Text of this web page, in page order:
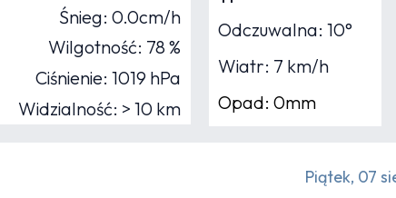
Śnieg: 0.0cm/h
Wilgotność: 78 %
Ciśnienie: 1019 hPa
Widzialność: > 10 km
Odczuwalna: 10°
Wiatr: 7 km/h
Opad: 0mm
Piątek, 07